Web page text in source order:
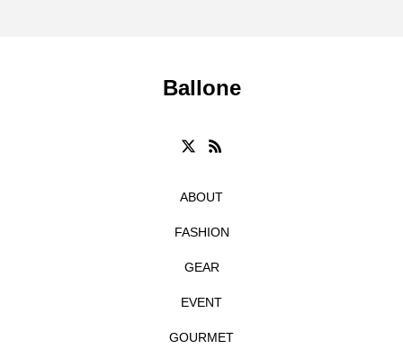
Ballone
ABOUT
FASHION
GEAR
EVENT
GOURMET